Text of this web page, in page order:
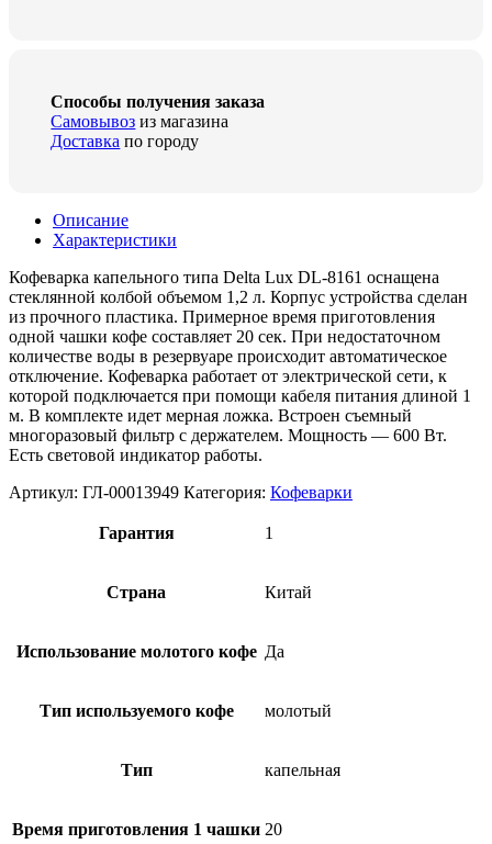
Способы получения заказа
Самовывоз из магазина
Доставка по городу
Описание
Характеристики
Кофеварка капельного типа Delta Lux DL-8161 оснащена
стеклянной колбой объемом 1,2 л. Корпус устройства сделан
из прочного пластика. Примерное время приготовления
одной чашки кофе составляет 20 сек. При недостаточном
количестве воды в резервуаре происходит автоматическое
отключение. Кофеварка работает от электрической сети, к
которой подключается при помощи кабеля питания длиной 1
м. В комплекте идет мерная ложка. Встроен съемный
многоразовый фильтр с держателем. Мощность — 600 Вт.
Есть световой индикатор работы.
Артикул: ГЛ-00013949 Категория: Кофеварки
Гарантия 1
Страна Китай
Использование молотого кофе Да
Тип используемого кофе молотый
Тип капельная
Время приготовления 1 чашки 20